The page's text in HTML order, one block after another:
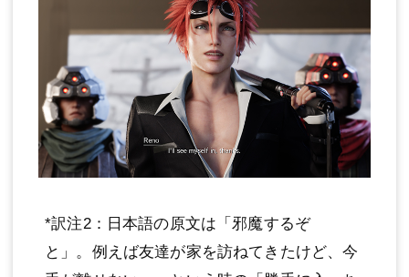
*訳注2：日本語の原文は「邪魔するぞ
と」。例えば友達が家を訪ねてきたけど、今